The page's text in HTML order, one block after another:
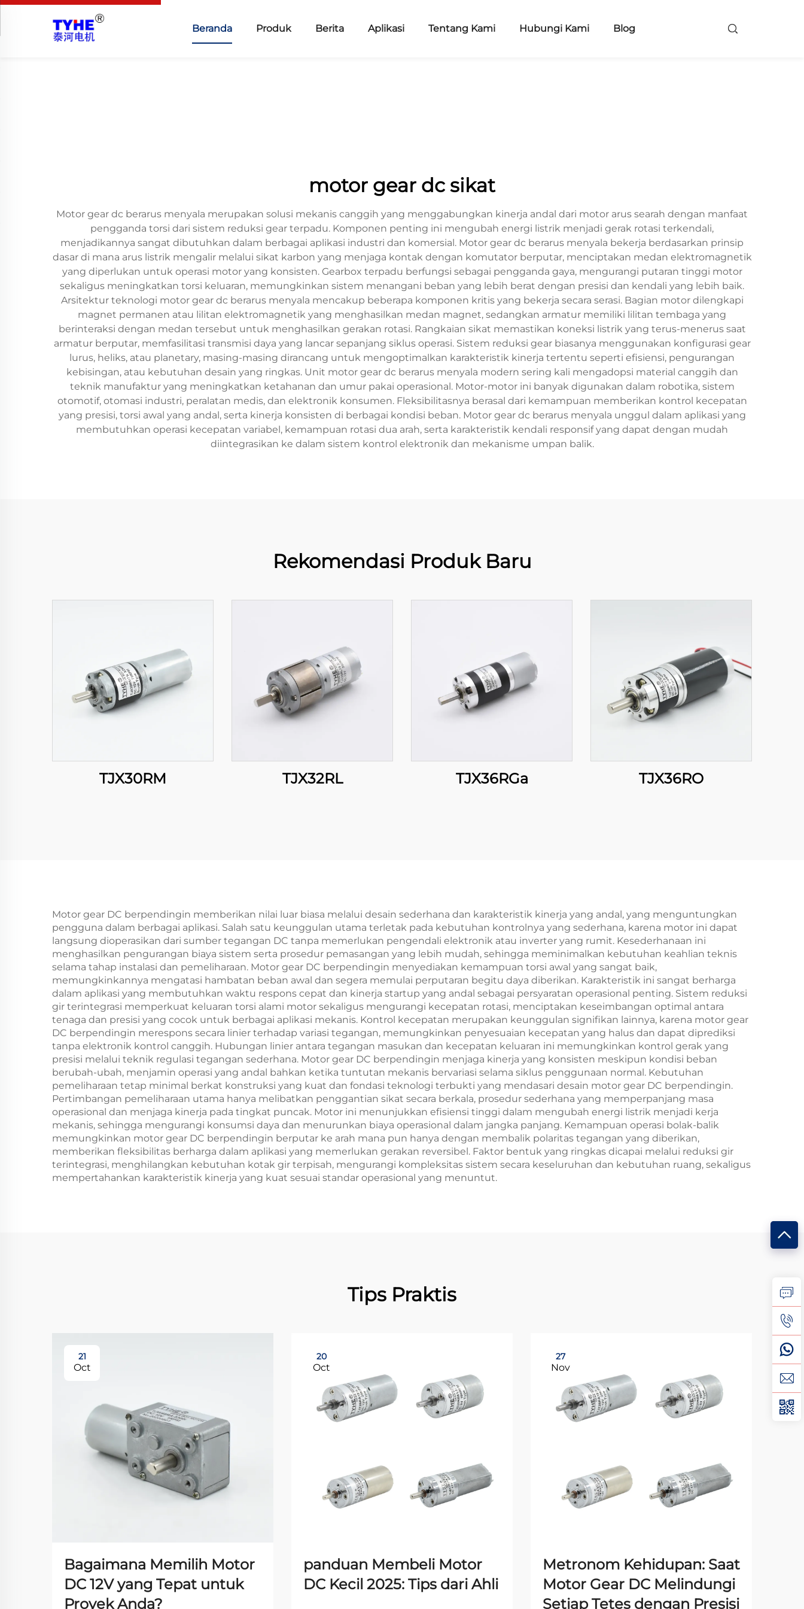
Beranda Produk Berita Aplikasi Tentang Kami Hubungi Kami Blog
motor gear dc sikat
Motor gear dc berarus menyala merupakan solusi mekanis canggih yang menggabungkan kinerja andal dari motor arus searah dengan manfaat
pengganda torsi dari sistem reduksi gear terpadu. Komponen penting ini mengubah energi listrik menjadi gerak rotasi terkendali,
menjadikannya sangat dibutuhkan dalam berbagai aplikasi industri dan komersial. Motor gear dc berarus menyala bekerja berdasarkan prinsip
dasar di mana arus listrik mengalir melalui sikat karbon yang menjaga kontak dengan komutator berputar, menciptakan medan elektromagnetik
yang diperlukan untuk operasi motor yang konsisten. Gearbox terpadu berfungsi sebagai pengganda gaya, mengurangi putaran tinggi motor
sekaligus meningkatkan torsi keluaran, memungkinkan sistem menangani beban yang lebih berat dengan presisi dan kendali yang lebih baik.
Arsitektur teknologi motor gear dc berarus menyala mencakup beberapa komponen kritis yang bekerja secara serasi. Bagian motor dilengkapi
magnet permanen atau lilitan elektromagnetik yang menghasilkan medan magnet, sedangkan armatur memiliki lilitan tembaga yang
berinteraksi dengan medan tersebut untuk menghasilkan gerakan rotasi. Rangkaian sikat memastikan koneksi listrik yang terus-menerus saat
armatur berputar, memfasilitasi transmisi daya yang lancar sepanjang siklus operasi. Sistem reduksi gear biasanya menggunakan konfigurasi gear
lurus, heliks, atau planetary, masing-masing dirancang untuk mengoptimalkan karakteristik kinerja tertentu seperti efisiensi, pengurangan
kebisingan, atau kebutuhan desain yang ringkas. Unit motor gear dc berarus menyala modern sering kali mengadopsi material canggih dan
teknik manufaktur yang meningkatkan ketahanan dan umur pakai operasional. Motor-motor ini banyak digunakan dalam robotika, sistem
otomotif, otomasi industri, peralatan medis, dan elektronik konsumen. Fleksibilitasnya berasal dari kemampuan memberikan kontrol kecepatan
yang presisi, torsi awal yang andal, serta kinerja konsisten di berbagai kondisi beban. Motor gear dc berarus menyala unggul dalam aplikasi yang
membutuhkan operasi kecepatan variabel, kemampuan rotasi dua arah, serta karakteristik kendali responsif yang dapat dengan mudah
diintegrasikan ke dalam sistem kontrol elektronik dan mekanisme umpan balik.
Rekomendasi Produk Baru
TJX30RM TJX32RL TJX36RGa TJX36RO
Motor gear DC berpendingin memberikan nilai luar biasa melalui desain sederhana dan karakteristik kinerja yang andal, yang menguntungkan
pengguna dalam berbagai aplikasi. Salah satu keunggulan utama terletak pada kebutuhan kontrolnya yang sederhana, karena motor ini dapat
langsung dioperasikan dari sumber tegangan DC tanpa memerlukan pengendali elektronik atau inverter yang rumit. Kesederhanaan ini
menghasilkan pengurangan biaya sistem serta prosedur pemasangan yang lebih mudah, sehingga meminimalkan kebutuhan keahlian teknis
selama tahap instalasi dan pemeliharaan. Motor gear DC berpendingin menyediakan kemampuan torsi awal yang sangat baik,
memungkinkannya mengatasi hambatan beban awal dan segera memulai perputaran begitu daya diberikan. Karakteristik ini sangat berharga
dalam aplikasi yang membutuhkan waktu respons cepat dan kinerja startup yang andal sebagai persyaratan operasional penting. Sistem reduksi
gir terintegrasi memperkuat keluaran torsi alami motor sekaligus mengurangi kecepatan rotasi, menciptakan keseimbangan optimal antara
tenaga dan presisi yang cocok untuk berbagai aplikasi mekanis. Kontrol kecepatan merupakan keunggulan signifikan lainnya, karena motor gear
DC berpendingin merespons secara linier terhadap variasi tegangan, memungkinkan penyesuaian kecepatan yang halus dan dapat diprediksi
tanpa elektronik kontrol canggih. Hubungan linier antara tegangan masukan dan kecepatan keluaran ini memungkinkan kontrol gerak yang
presisi melalui teknik regulasi tegangan sederhana. Motor gear DC berpendingin menjaga kinerja yang konsisten meskipun kondisi beban
berubah-ubah, menjamin operasi yang andal bahkan ketika tuntutan mekanis bervariasi selama siklus penggunaan normal. Kebutuhan
pemeliharaan tetap minimal berkat konstruksi yang kuat dan fondasi teknologi terbukti yang mendasari desain motor gear DC berpendingin.
Pertimbangan pemeliharaan utama hanya melibatkan penggantian sikat secara berkala, prosedur sederhana yang memperpanjang masa
operasional dan menjaga kinerja pada tingkat puncak. Motor ini menunjukkan efisiensi tinggi dalam mengubah energi listrik menjadi kerja
mekanis, sehingga mengurangi konsumsi daya dan menurunkan biaya operasional dalam jangka panjang. Kemampuan operasi bolak-balik
memungkinkan motor gear DC berpendingin berputar ke arah mana pun hanya dengan membalik polaritas tegangan yang diberikan,
memberikan fleksibilitas berharga dalam aplikasi yang memerlukan gerakan reversibel. Faktor bentuk yang ringkas dicapai melalui reduksi gir
terintegrasi, menghilangkan kebutuhan kotak gir terpisah, mengurangi kompleksitas sistem secara keseluruhan dan kebutuhan ruang, sekaligus
mempertahankan karakteristik kinerja yang kuat sesuai standar operasional yang menuntut.
Tips Praktis
21
Oct
Bagaimana Memilih Motor
DC 12V yang Tepat untuk
Proyek Anda?
20
Oct
panduan Membeli Motor
DC Kecil 2025: Tips dari Ahli
27
Nov
Metronom Kehidupan: Saat
Motor Gear DC Melindungi
Setiap Tetes dengan Presisi